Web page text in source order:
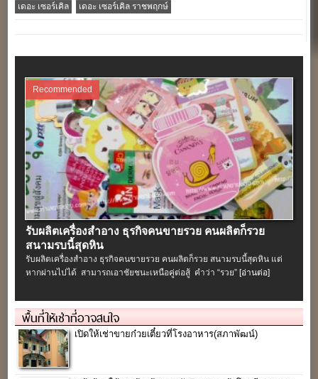
เดอะ เซอร์เคิล
เดอะ เซอร์เคิล ราชพฤกษ์
Recommended
รับผลิตเครื่องสําอาง ธุรกิจคนขายรวย คนผลิตก็รวย
สนามรบนี้สุดหิน
รับผลิตเครื่องสําอาง ธุรกิจคนขายรวย คนผลิตก็รวย สนามรบนี้สุดหิน แต่
หากผ่านไปได้ สามารถเอาชัยชนะเหนือคู่ต่อสู้ คำว่า “รวย”[อ่านต่อ]
พื้นที่ให้เช่าที่อาจสนใจ
เปิดให้เช่าขายก๋วยเตี๋ยวที่โรงอาหาร(สภาพัฒน์)